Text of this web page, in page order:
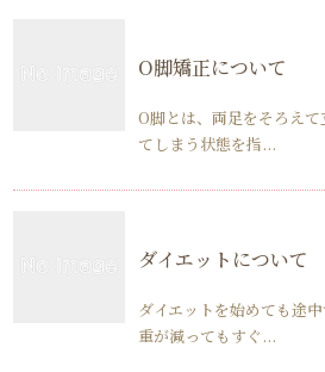
О脚矯正について
O脚とは、両足をそろえ
てしまう状態を指...
ダイエットについて
ダイエットを始めても途
重が減ってもすぐ...